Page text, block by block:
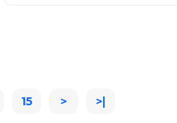
15 > >|